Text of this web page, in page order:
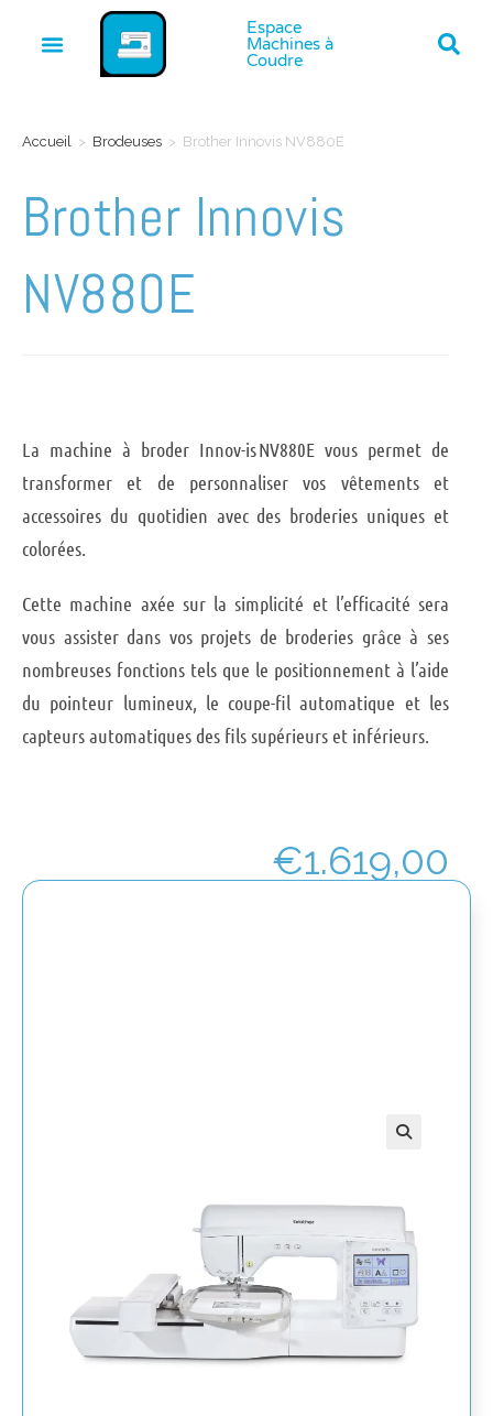
Espace
Machines à
Coudre
Accueil > Brodeuses > Brother Innovis NV880E
Brother Innovis
NV880E
La machine à broder Innov-is NV880E vous permet de
transformer et de personnaliser vos vêtements et
accessoires du quotidien avec des broderies uniques et
colorées.
Cette machine axée sur la simplicité et l’efficacité sera
vous assister dans vos projets de broderies grâce à ses
nombreuses fonctions tels que le positionnement à l’aide
du pointeur lumineux, le coupe-fil automatique et les
capteurs automatiques des fils supérieurs et inférieurs.
€1.619,00